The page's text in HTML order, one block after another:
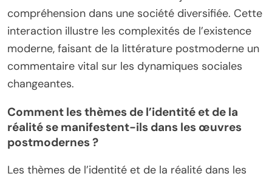
compréhension dans une société diversifiée. Cette
interaction illustre les complexités de l’existence
moderne, faisant de la littérature postmoderne un
commentaire vital sur les dynamiques sociales
changeantes.
Comment les thèmes de l’identité et de la
réalité se manifestent-ils dans les œuvres
postmodernes ?
Les thèmes de l’identité et de la réalité dans les